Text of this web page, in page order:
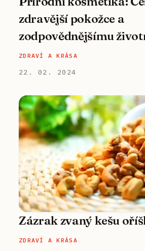
zdravější pokožce a
zodpovědnějšímu
ZDRAVÍ A KRÁSA
22. 02. 2024
Zázrak zvaný kešu
ZDRAVÍ A KRÁSA